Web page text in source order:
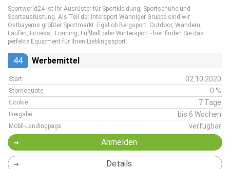
Sportworld24 ist Ihr Ausrüster für Sportkleidung, Sportschuhe und
Sportausrüstung. Als Teil der Intersport Wanniger Gruppe sind wir
Ostbayerns größter Sportmarkt. Egal ob Bergsport, Outdoor, Wandern,
Laufen, Fitness, Training, Fußball oder Wintersport - hier finden Sie das
perfekte Equipment für Ihren Lieblingssport.
44 Werbemittel
Start 02.10.2020
Stornoquote 0 %
Cookie 7 Tage
Freigabe bis 6 Wochen
Mobil-Landingpage verfügbar
Anmelden
Details